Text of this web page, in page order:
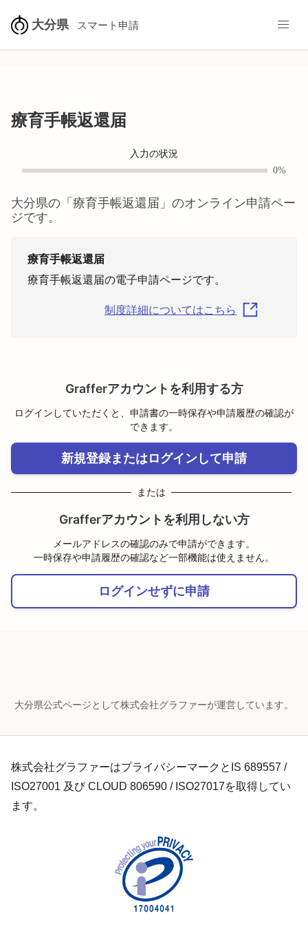
大分県 スマート申請
療育手帳返還届
入力の状況
0%
大分県の「 療育手帳返還届 」のオンライン申請ペー
ジです。
療育手帳返還届
療育手帳返還届の電子申請ページです。
制度詳細についてはこちら
Grafferアカウントを利用する方
ログインしていただくと、申請書の一時保存や申請履歴の確認が
できます。
新規登録またはログインして申請
または
Grafferアカウントを利用しない方
メールアドレスの確認のみで申請ができます。
一時保存や申請履歴の確認など一部機能は使えません。
ログインせずに申請
大分県公式ページとして株式会社グラファーが運営しています。
株式会社グラファーはプライバシーマークとIS 689557 /
ISO27001 及び CLOUD 806590 / ISO27017を取得してい
ます。